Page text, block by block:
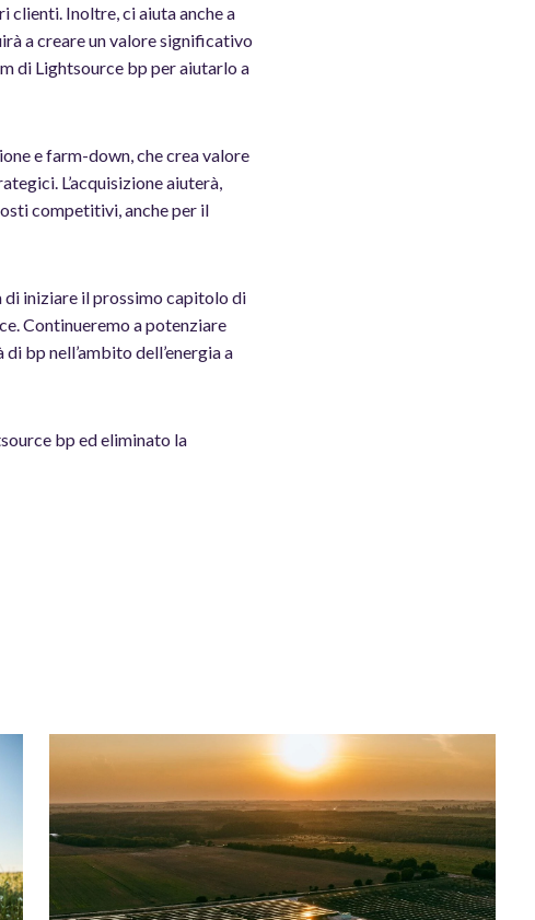
clienti. Inoltre, ci aiuta anche a
a creare un valore significativo
di Lightsource bp per aiutarlo a
e farm-down, che crea valore
L’acquisizione aiuterà,
competitivi, anche per il
di iniziare il prossimo capitolo di
Continueremo a potenziare
bp nell’ambito dell’energia a
bp ed eliminato la